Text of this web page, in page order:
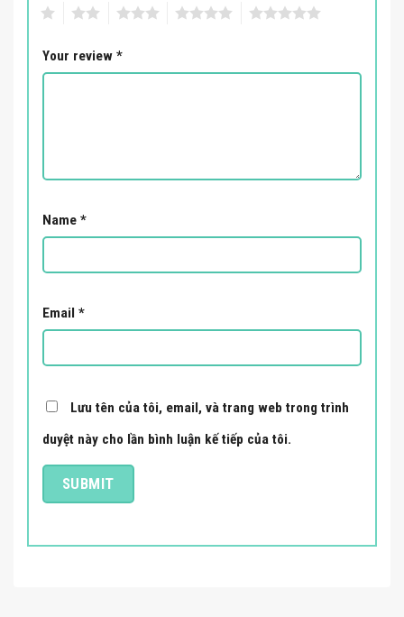
Your review *
Name *
Email *
Lưu tên của tôi, email, và trang web trong trình
duyệt này cho lần bình luận kế tiếp của tôi.